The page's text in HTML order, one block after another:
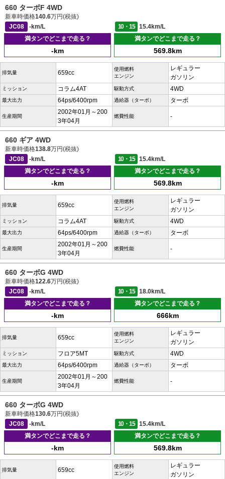
660 ターボF 4WD
新車時価格140.6万円(税抜)
JC08
-km/L 10・15
15.4km/L
満タンでどこまで走る？
-km
満タンでどこまで走る？
569.8km
排気量 659cc
使用燃料
エンジン
レギュラー
ガソリン
ミッション コラム4AT 駆動方式 4WD
最大出力 64ps/6400rpm 過給器（ターボ） ターボ
生産期間
2002年01月～200
3年04月
燃費性能 -
660 ギア 4WD
新車時価格138.8万円(税抜)
JC08
-km/L 10・15
15.4km/L
満タンでどこまで走る？
-km
満タンでどこまで走る？
569.8km
排気量 659cc
使用燃料
エンジン
レギュラー
ガソリン
ミッション コラム4AT 駆動方式 4WD
最大出力 64ps/6400rpm 過給器（ターボ） ターボ
生産期間
2002年01月～200
3年04月
燃費性能 -
660 ターボG 4WD
新車時価格122.6万円(税抜)
JC08
-km/L 10・15
18.0km/L
満タンでどこまで走る？
-km
満タンでどこまで走る？
666km
排気量 659cc
使用燃料
エンジン
レギュラー
ガソリン
ミッション フロア5MT 駆動方式 4WD
最大出力 64ps/6400rpm 過給器（ターボ） ターボ
生産期間
2002年01月～200
3年04月
燃費性能 -
660 ターボG 4WD
新車時価格130.6万円(税抜)
JC08
-km/L 10・15
15.4km/L
満タンでどこまで走る？
-km
満タンでどこまで走る？
569.8km
排気量 659cc
使用燃料
エンジン
レギュラー
ガソリン